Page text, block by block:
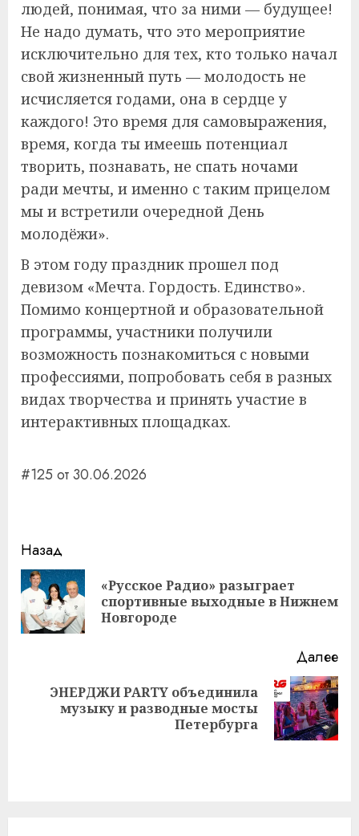
людей, понимая, что за ними — будущее!
Не надо думать, что это мероприятие
исключительно для тех, кто только начал
свой жизненный путь — молодость не
исчисляется годами, она в сердце у
каждого! Это время для самовыражения,
время, когда ты имеешь потенциал
творить, познавать, не спать ночами
ради мечты, и именно с таким прицелом
мы и встретили очередной День
молодёжи».
В этом году праздник прошел под
девизом «Мечта. Гордость. Единство».
Помимо концертной и образовательной
программы, участники получили
возможность познакомиться с новыми
профессиями, попробовать себя в разных
видах творчества и принять участие в
интерактивных площадках.
#125 от 30.06.2026
Навигация
записи
Назад
«Русское Радио» разыграет
спортивные выходные в Нижнем
Новгороде
Далее
Следующая
ЭНЕРДЖИ PARTY объединила
музыку и разводные мосты
Петербурга